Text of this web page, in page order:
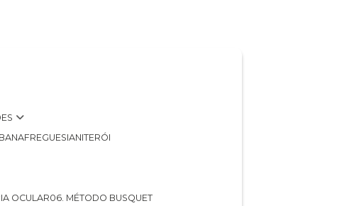
FREGUESIA
NITERÓI
OCULAR
06. MÉTODO BUSQUET